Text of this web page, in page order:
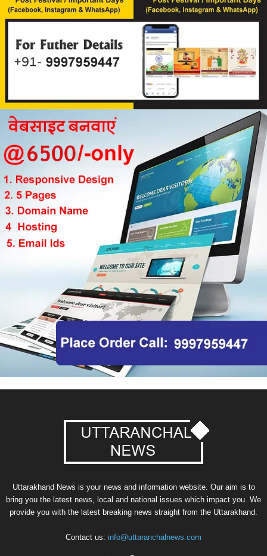
Uttarakhand News is your news and information website. Our aim is to
bring you the latest news, local and national issues which impact you. We
provide you with the latest breaking news straight from the Uttarakhand.
Contact us: info@uttaranchalnews.com